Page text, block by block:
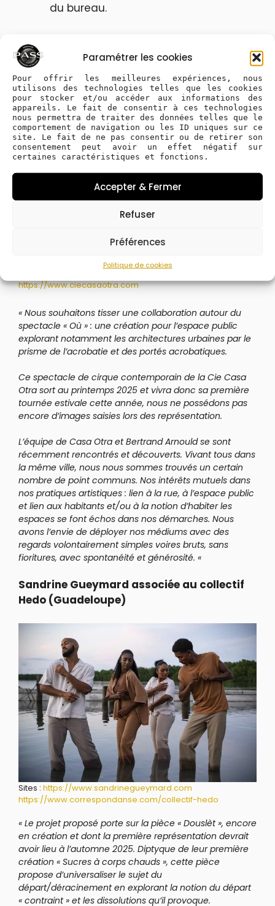
Paramétrer les cookies
Pour offrir les meilleures expériences, nous
utilisons des technologies telles que les cookies
pour stocker et/ou accéder aux informations des
appareils. Le fait de consentir à ces technologies
nous permettra de traiter des données telles que le
comportement de navigation ou les ID uniques sur ce
site. Le fait de ne pas consentir ou de retirer son
consentement peut avoir un effet négatif sur
certaines caractéristiques et fonctions.
Accepter & Fermer
Refuser
Préférences
Politique de cookies
du bureau.
Bertrand Arnould associé à la Cie Casa
Otra (Lille)
https://www.ciecasaotra.com
« Nous souhaitons tisser une collaboration autour du
spectacle « Où » : une création pour l’espace public
explorant notamment les architectures urbaines par le
prisme de l’acrobatie et des portés acrobatiques.
Ce spectacle de cirque contemporain de la Cie Casa
Otra sort au printemps 2025 et vivra donc sa première
tournée estivale cette année, nous ne possédons pas
encore d’images saisies lors des représentation.
L’équipe de Casa Otra et Bertrand Arnould se sont
récemment rencontrés et découverts. Vivant tous dans
la même ville, nous nous sommes trouvés un certain
nombre de point communs. Nos intérêts mutuels dans
nos pratiques artistiques : lien à la rue, à l’espace public
et lien aux habitants et/ou à la notion d’habiter les
espaces se font échos dans nos démarches. Nous
avons l’envie de déployer nos médiums avec des
regards volontairement simples voires bruts, sans
fioritures, avec spontanéité et générosité. «
Sandrine Gueymard associée au collectif
Hedo (Guadeloupe)
Sites : https://www.sandrinegueymard.com
https://www.correspondanse.com/collectif-hedo
« Le projet proposé porte sur la pièce « Douslèt », encore
en création et dont la première représentation devrait
avoir lieu à l’automne 2025. Diptyque de leur première
création « Sucres à corps chauds », cette pièce
propose d’universaliser le sujet du
départ/déracinement en explorant la notion du départ
« contraint » et les dissolutions qu’il provoque.